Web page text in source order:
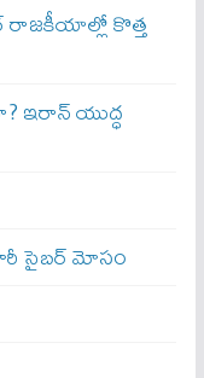
రాజకీయాల్లో కొత్త
ఇరాన్ యుద్ధ
సైబర్ మోసం